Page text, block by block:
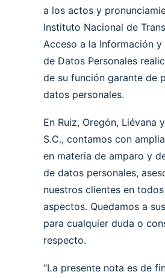
a los actos y
Instituto Nacional de
Acceso a la Información
de Datos Personales
de su función garante de
datos personales.
En Ruiz, Oregón, Liévana
S.C., contamos con
en materia de amparo y
de datos personales,
nuestros clientes en
aspectos. Quedamos a
para cualquier duda o
respecto.
“La presente nota es de